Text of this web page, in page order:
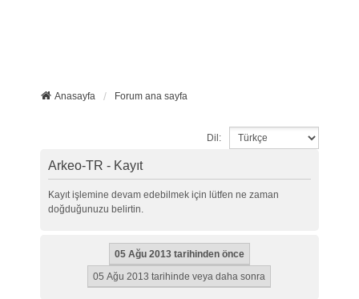
Anasayfa Forum ana sayfa
Dil:
Arkeo-TR - Kayıt
Kayıt işlemine devam edebilmek için lütfen ne zaman
doğduğunuzu belirtin.